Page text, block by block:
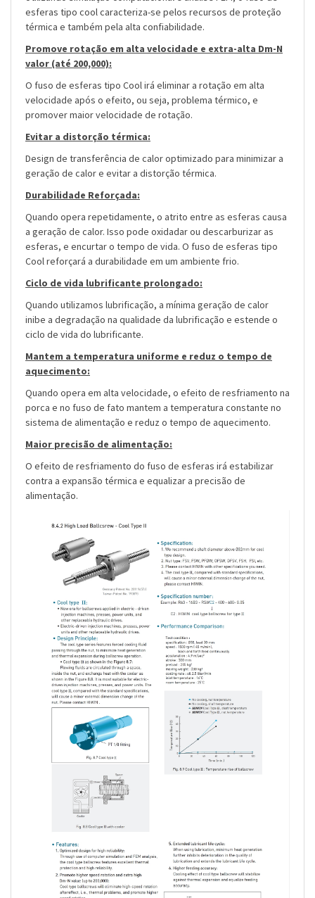
esferas tipo cool caracteriza-se pelos recursos de proteção
térmica e também pela alta confiabilidade.
Promove rotação em alta velocidade e extra-alta Dm-N
valor (até 200,000):
O fuso de esferas tipo Cool irá eliminar a rotação em alta
velocidade após o efeito, ou seja, problema térmico, e
promover maior velocidade de rotação.
Evitar a distorção térmica:
Design de transferência de calor optimizado para minimizar a
geração de calor e evitar a distorção térmica.
Durabilidade Reforçada:
Quando opera repetidamente, o atrito entre as esferas causa
a geração de calor. Isso pode oxidadar ou descarburizar as
esferas, e encurtar o tempo de vida. O fuso de esferas tipo
Cool reforçará a durabilidade em um ambiente frio.
Ciclo de vida lubrificante prolongado:
Quando utilizamos lubrificação, a mínima geração de calor
inibe a degradação na qualidade da lubrificação e estende o
ciclo de vida do lubrificante.
Mantem a temperatura uniforme e reduz o tempo de
aquecimento:
Quando opera em alta velocidade, o efeito de resfriamento na
porca e no fuso de fato mantem a temperatura constante no
sistema de alimentação e reduz o tempo de aquecimento.
Maior precisão de alimentação:
O efeito de resfriamento do fuso de esferas irá estabilizar
contra a expansão térmica e equalizar a precisão de
alimentação.